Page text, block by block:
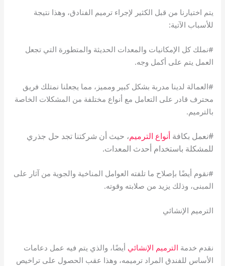
يتم اختيارنا من قبل الكثير لإجراء ترميم الفنادق، وهذا نتيجة
للأسباب الآتية:
#نملك كل الإمكانيات والمعدات الحديثة والمتطورة التي تجعل
العمل يتم على أكمل وجه.
#العمالة لدينا مدربة بشكل كبير ومميز، مما يجعلنا نمتلك فريق
محترف قادر على التعامل مع أنواع مختلفة من المشكلات الخاصة
بالترميم.
#نعمل بكافةأنواع الترميم، حيث أن شركتنا تجد حل جذري
للمشكلة باستخدام أحدث المعدات.
#نقوم أيضًا بإصلاح ما تلفته العوامل المناخية والجوية من آثار على
المبنى، وذلك يزيد من صلابته وقوته.
الترميم الإنشائي
نقدم خدمة الترميم الإنشائي أيضًا، والذي يتم فيه عمل دعامات
الأساس للفندق المراد ترميمه، وهذا عقب الحصول على تراخيص